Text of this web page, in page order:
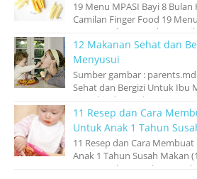
19 Menu MPASI Bayi 8
Camilan Finger Food 19
Homemade Resep dan
12 Makanan Sehat dan
Menyusui
Sumber gambar :
Sehat dan Bergizi Untuk Ibu
menghindari makanan
11 Resep dan Cara
Untuk Anak 1 Tahun
11 Resep dan Cara
Anak 1 Tahun Susah Makan
Cara Membuat Makanan